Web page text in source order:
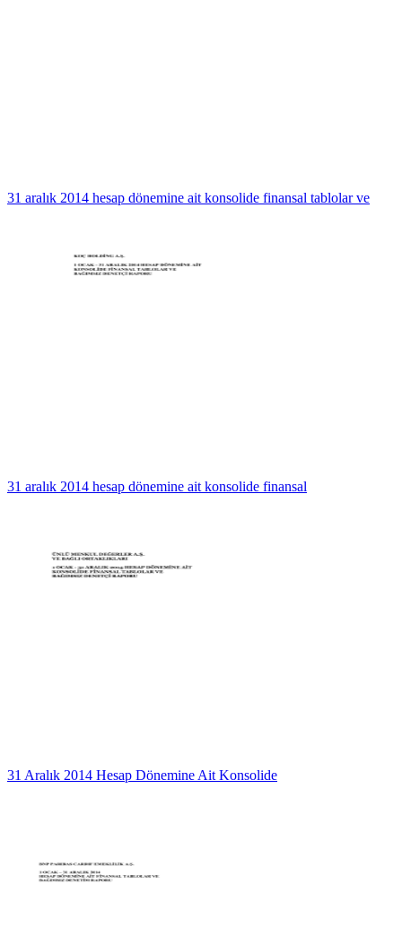
31 aralık 2014 hesap dönemine ait konsolide finansal tablolar ve
31 aralık 2014 hesap dönemine ait konsolide finansal
31 Aralık 2014 Hesap Dönemine Ait Konsolide